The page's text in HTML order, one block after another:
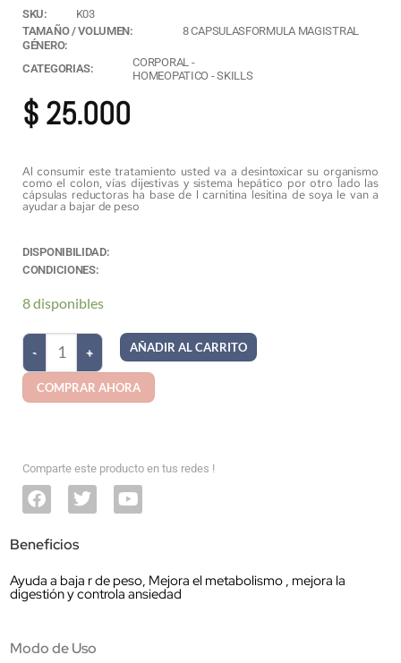
SKU:
K03
TAMAÑO / VOLUMEN:
8 CAPSULASFORMULA MAGISTRAL
GÉNERO:
CATEGORIAS:
CORPORAL-
HOMEOPATICO -SKILLS
$ 25.000
Al consumir este tratamiento usted va a desintoxicar su organismo
como el colon, vías dijestivas y sistema hepático por otro lado las
cápsulas reductoras ha base de l carnitina lesitina de soya le van a
ayudar a bajar de peso
DISPONIBILIDAD:
CONDICIONES:
8 disponibles
AÑADIR AL CARRITO
COMPRAR AHORA
Comparte este producto en tus redes !
Beneficios
Ayuda a baja r de peso, Mejora el metabolismo , mejora la
digestión y controla ansiedad
Modo de Uso